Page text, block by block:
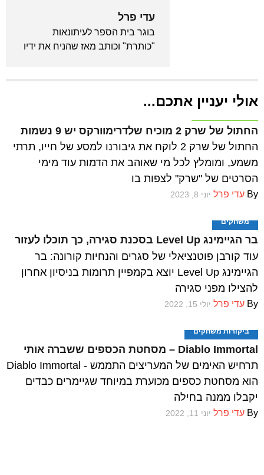
עדי פרל
בוגר בית הספר לעיתונאות
"כותרת" וכותב מאז שהניח את ידיו
של גיקלואיד.אולי יעניין אתכם...
החתול של שרק 2 מוכיח שלדרימוורקס יש 9 נשמות
החתול של שרק 2 לוקח את גיבורנו למסע של חייו, תרתי
משמע, ומומלץ לכל מי שאוהב את הדמות עוד מימי
הסרטים של "שרק" לצפות בו
By עדי פרל יוני 8, 2023
משחקים
בר הגיימינג Level Up בסכנת סגירה, כך תוכלו לעזור
עוד קורבן פוטנציאלי של סגרים והנחיות קורונה: בר
הגיימינג Level Up יוצא בקמפיין תרומות בניסיון אחרון
להצילו מפני סגירה
By עדי פרל יולי 15, 2022
ביקורות משחקים
Diablo Immortal – מסחטת הכספים ששברה אותי
תרחיש האימים של המעריצים התממש - Diablo Immortal
הוא מסחטת כספים מכוערת במיוחד שגיימרים כבדים
יקבלו ממנה בחילה
By עדי פרל יוני 11, 2022